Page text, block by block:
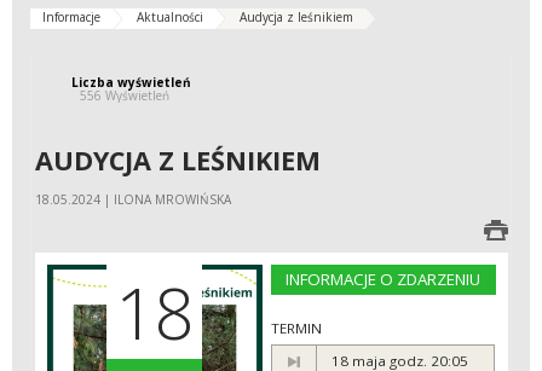
Informacje Aktualności Audycja z leśnikiem
Liczba wyświetleń
556 Wyświetleń
AUDYCJA Z LEŚNIKIEM
18.05.2024 | ILONA MROWIŃSKA
18 INFORMACJE O ZDARZENIU
TERMIN
18 maja godz. 20:05